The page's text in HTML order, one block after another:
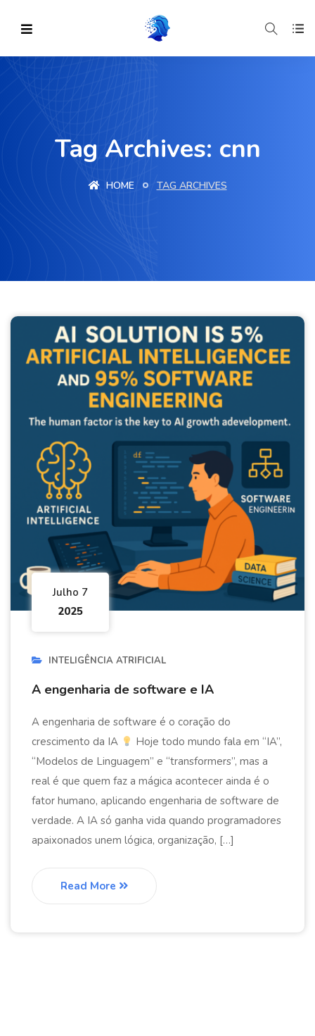
Tag Archives: cnn
HOME TAG ARCHIVES
Julho 7
2025
INTELIGÊNCIA ATRIFICIAL
A engenharia de software e IA
A engenharia de software é o coração do
crescimento da IA
Hoje todo mundo fala em “IA”,
“Modelos de Linguagem” e “transformers”, mas a
real é que quem faz a mágica acontecer ainda é o
fator humano, aplicando engenharia de software de
verdade. A IA só ganha vida quando programadores
apaixonados unem lógica, organização, […]
Read More